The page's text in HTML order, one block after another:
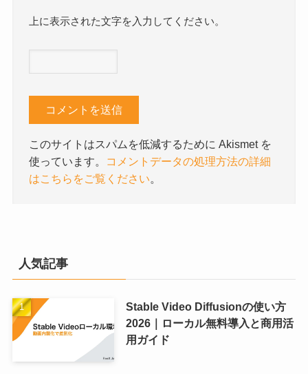
上に表示された文字を入力してください。
このサイトはスパムを低減するために Akismet を
使っています。
コメントデータの処理方法の詳細
はこちらをご覧ください。
人気記事
Stable Video Diffusionの使い方
2026｜ローカル無料導入と商用活
用ガイド